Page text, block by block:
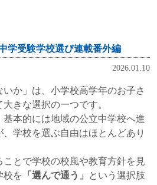
学受験学校選び連載番外編
2026.01.10
いか」は、小学校高学年のお子さ
きな選択の一つです。
本的には地域の公立中学校へ進
学校を選ぶ自由はほとんどあり
とで学校の校風や教育方針を見
校を
「選んで通う」
という選択肢